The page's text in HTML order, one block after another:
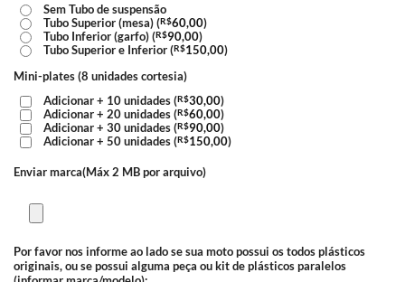
Sem Tubo de suspensão
Tubo Superior (mesa) (R$60,00)
Tubo Inferior (garfo) (R$90,00)
Tubo Superior e Inferior (R$150,00)
Mini-plates (8 unidades cortesia)
Adicionar + 10 unidades (R$30,00)
Adicionar + 20 unidades (R$60,00)
Adicionar + 30 unidades (R$90,00)
Adicionar + 50 unidades (R$150,00)
Enviar marca(Máx 2 MB por arquivo)
Por favor nos informe ao lado se sua moto possui os todos plásticos
originais, ou se possui alguma peça ou kit de plásticos paralelos